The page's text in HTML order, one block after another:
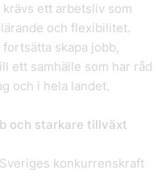
ett arbetsliv som
och flexibilitet.
skapa jobb,
ett samhälle som har råd
och i hela landet.
och starkare tillväxt
konkurrenskraft